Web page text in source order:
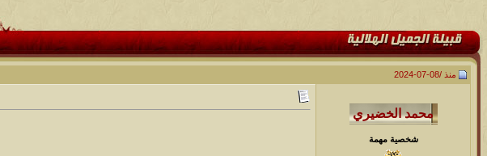
منذ /08-07-2024
شخصية مهمة